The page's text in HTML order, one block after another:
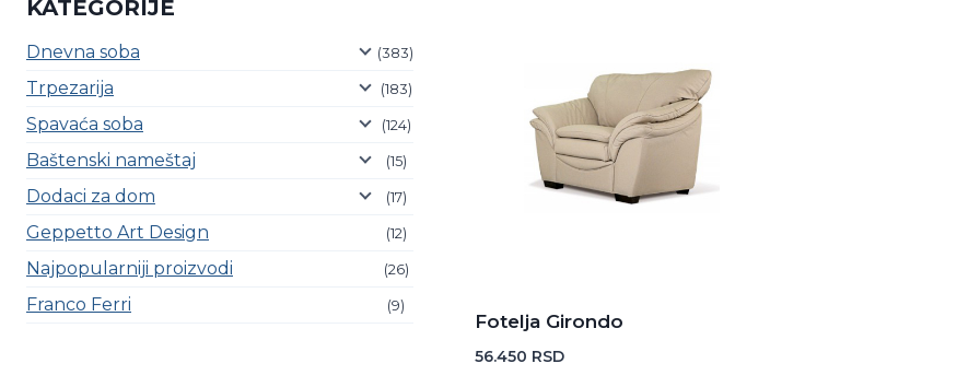
Fotelja Girondo
56.450 RSD
KATEGORIJE
Dnevna soba (383)
Trpezarija (183)
Spavaća soba (124)
Baštenski nameštaj (15)
Dodaci za dom (17)
Geppetto Art Design (12)
Najpopularniji proizvodi (26)
Franco Ferri (9)